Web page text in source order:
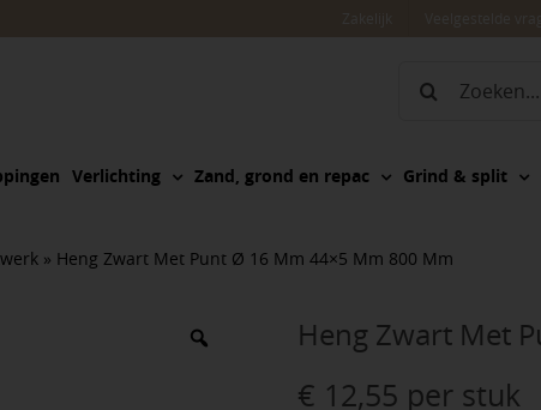
Zoeken
Verlichting Zand, grond en repac Grind & split
» Heng Zwart Met Punt Ø 16 Mm 44×5 Mm 800 Mm
Heng Zwart Met
€ 12,55 per stuk